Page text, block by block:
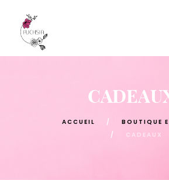
ACCUEIL
BOUTIQUE
CADEAUX